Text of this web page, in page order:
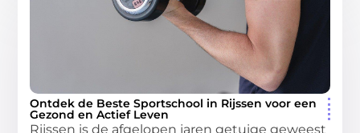
Ontdek de Beste Sportschool in Rijssen voor een
Gezond en Actief Leven
Rijssen is de afgelopen jaren getuige geweest